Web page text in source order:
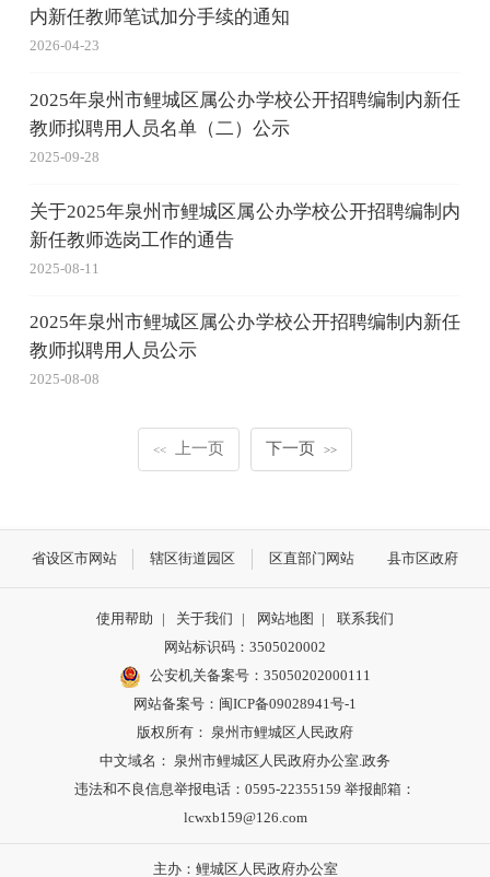
内新任教师笔试加分手续的通知
2026-04-23
2025年泉州市鲤城区属公办学校公开招聘编制内新任
教师拟聘用人员名单（二）公示
2025-09-28
关于2025年泉州市鲤城区属公办学校公开招聘编制内
新任教师选岗工作的通告
2025-08-11
2025年泉州市鲤城区属公办学校公开招聘编制内新任
教师拟聘用人员公示
2025-08-08
<< 上一页 下一页 >>
省设区市网站 辖区街道园区 区直部门网站 县市区政府
使用帮助 | 关于我们 | 网站地图 |
联系我们
网站标识码：3505020002
公安机关备案号：35050202000111
网站备案号：闽ICP备09028941号-1
版权所有： 泉州市鲤城区人民政府
中文域名： 泉州市鲤城区人民政府办公室.政务
违法和不良信息举报电话：0595-22355159 举报邮箱：
lcwxb159@126.com
主办：鲤城区人民政府办公室